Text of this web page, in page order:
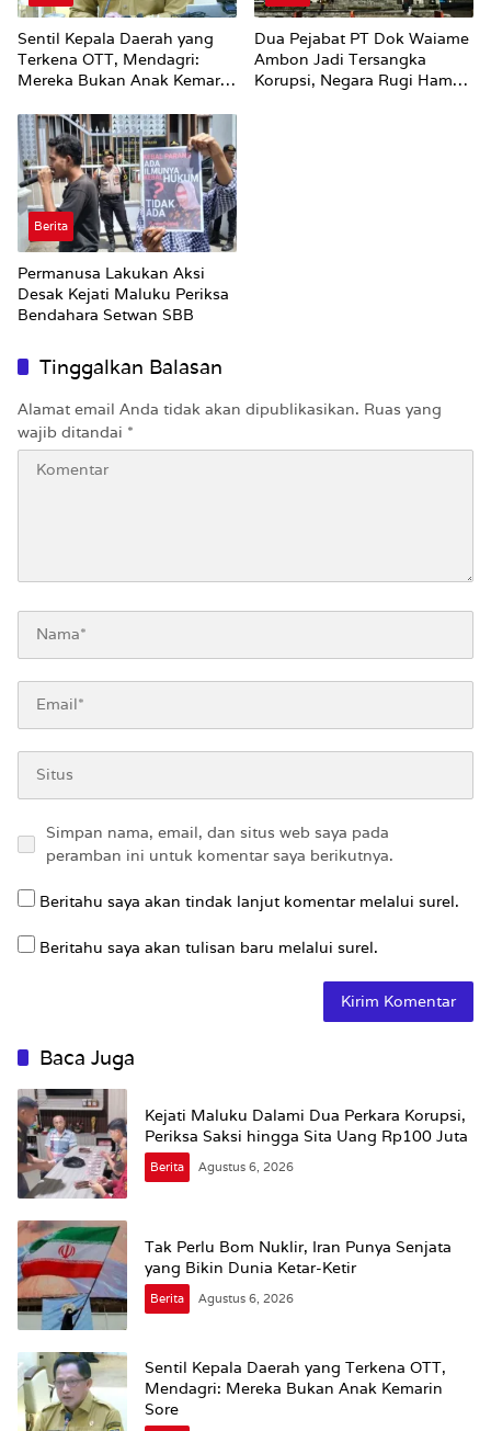
Sentil Kepala Daerah yang
Terkena OTT, Mendagri:
Mereka Bukan Anak Kemarin
Dua Pejabat PT Dok Waiame
Ambon Jadi Tersangka
Korupsi, Negara Rugi Hampir
Berita
Permanusa Lakukan Aksi
Desak Kejati Maluku Periksa
Bendahara Setwan SBB
Tinggalkan Balasan
Alamat email Anda tidak akan dipublikasikan. Ruas yang
wajib ditandai *
Simpan nama, email, dan situs web saya pada
peramban ini untuk komentar saya berikutnya.
Beritahu saya akan tindak lanjut komentar melalui surel.
Beritahu saya akan tulisan baru melalui surel.
Baca Juga
Kejati Maluku Dalami Dua Perkara Korupsi,
Periksa Saksi hingga Sita Uang Rp100 Juta
Berita Agustus 6, 2026
Tak Perlu Bom Nuklir, Iran Punya Senjata
yang Bikin Dunia Ketar-Ketir
Berita Agustus 6, 2026
Sentil Kepala Daerah yang Terkena OTT,
Mendagri: Mereka Bukan Anak Kemarin
Sore